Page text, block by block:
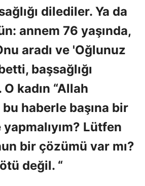
dilediler. Ya da
annem 76 yaşında,
aradı ve 'Oğlunuz
başsağlığı
kadın “Allah
haberle başına bir
Lütfen
bir çözümü var mı?
değil. “